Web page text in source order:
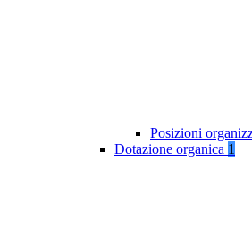
Posizioni
Dotazione organica 1